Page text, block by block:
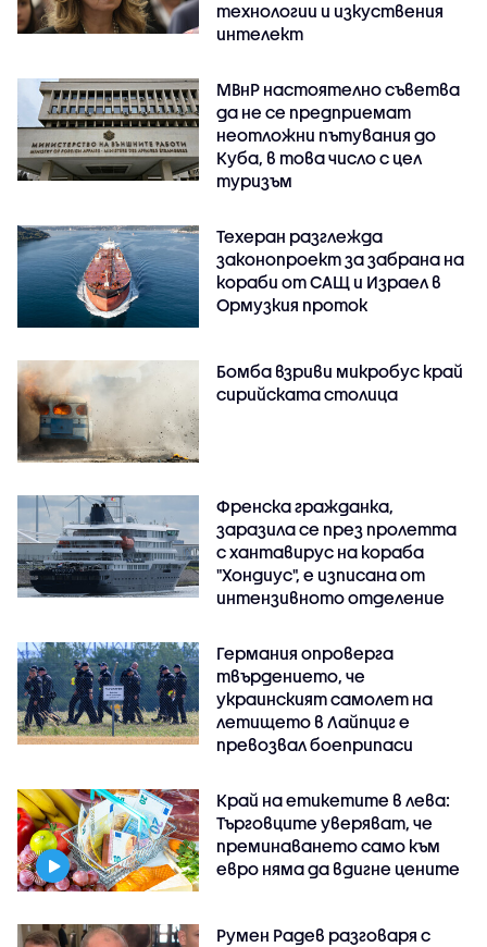
технологии и изкуствения
интелект
МВнР настоятелно съветва
да не се предприемат
неотложни пътувания до
Куба, в това число с цел
туризъм
Техеран разглежда
законопроект за забрана на
кораби от САЩ и Израел в
Ормузкия проток
Бомба взриви микробус край
сирийската столица
Френска гражданка,
заразила се през пролетта
с хантавирус на кораба
"Хондиус", е изписана от
интензивното отделение
Германия опроверга
твърдението, че
украинският самолет на
летището в Лайпциг е
превозвал боеприпаси
Край на етикетите в лева:
Търговците уверяват, че
преминаването само към
евро няма да вдигне цените
Румен Радев разговаря с